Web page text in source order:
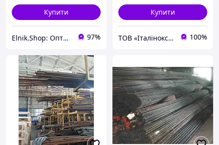
Купити
Elnik.Shop: Оптово-роздрібна компанія 97%
Купити
ТОВ «Італінокс Індустрі» нержавіючий металопрокат 100%